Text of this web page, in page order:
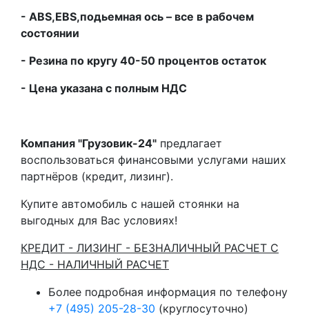
- ABS,EBS,подьемная ось – все в рабочем
состоянии
- Резина по кругу 40-50 процентов остаток
- Цена указана с полным НДС
Компания "Грузовик-24" предлагает
воспользоваться финансовыми услугами наших
партнёров (кредит, лизинг).
Купите автомобиль с нашей стоянки на
выгодных для Вас условиях!
КРЕДИТ - ЛИЗИНГ - БЕЗНАЛИЧНЫЙ РАСЧЕТ С
НДС - НАЛИЧНЫЙ РАСЧЕТ
Более подробная информация по телефону
+7 (495) 205-28-30 (круглосуточно)